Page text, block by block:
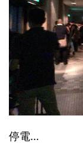
停電…